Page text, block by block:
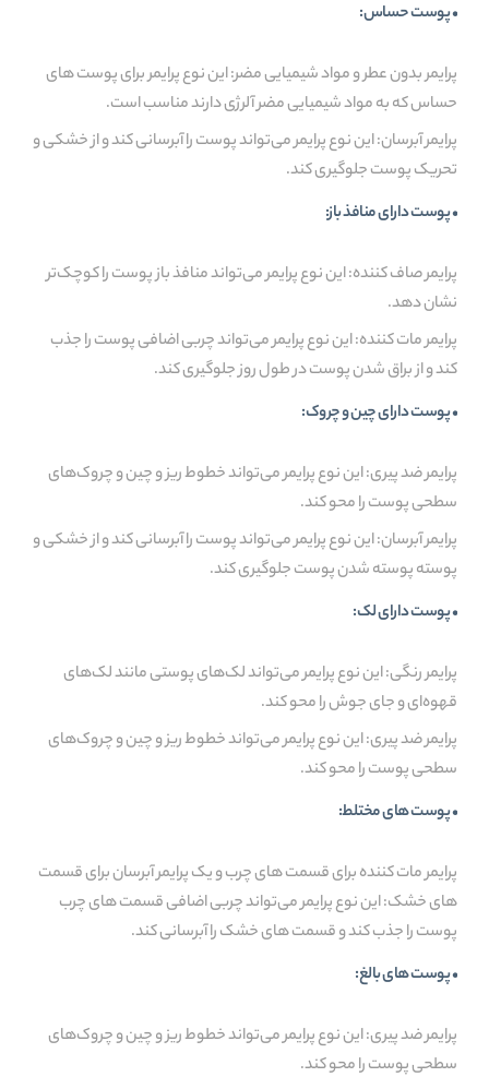
• پوست حساس:
پرایمر بدون عطر و مواد شیمیایی مضر: این نوع پرایمر برای پوست های
حساس که به مواد شیمیایی مضر آلرژی دارند مناسب است.
پرایمر آبرسان: این نوع پرایمر می‌تواند پوست را آبرسانی کند و از خشکی و
تحریک پوست جلوگیری کند.
• پوست دارای منافذ باز:
پرایمر صاف کننده: این نوع پرایمر می‌تواند منافذ باز پوست را کوچک‌تر
نشان دهد.
پرایمر مات کننده: این نوع پرایمر می‌تواند چربی اضافی پوست را جذب
کند و از براق شدن پوست در طول روز جلوگیری کند.
• پوست دارای چین و چروک:
پرایمر ضد پیری: این نوع پرایمر می‌تواند خطوط ریز و چین و چروک‌های
سطحی پوست را محو کند.
پرایمر آبرسان: این نوع پرایمر می‌تواند پوست را آبرسانی کند و از خشکی و
پوسته پوسته شدن پوست جلوگیری کند.
• پوست دارای لک:
پرایمر رنگی: این نوع پرایمر می‌تواند لک‌های پوستی مانند لک‌های
قهوه‌ای و جای جوش را محو کند.
پرایمر ضد پیری: این نوع پرایمر می‌تواند خطوط ریز و چین و چروک‌های
سطحی پوست را محو کند.
• پوست های مختلط:
پرایمر مات کننده برای قسمت های چرب و یک پرایمر آبرسان برای قسمت
های خشک: این نوع پرایمر می‌تواند چربی اضافی قسمت های چرب
پوست را جذب کند و قسمت های خشک را آبرسانی کند.
• پوست های بالغ:
پرایمر ضد پیری: این نوع پرایمر می‌تواند خطوط ریز و چین و چروک‌های
سطحی پوست را محو کند.